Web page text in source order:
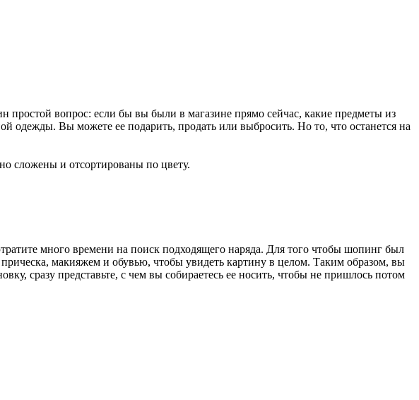
простой вопрос: если бы вы были в магазине прямо сейчас, какие предметы из
одежды. Вы можете ее подарить, продать или выбросить. Но то, что останется на
сложены и отсортированы по цвету.
много времени на поиск подходящего наряда. Для того чтобы шопинг был
макияжем и обувью, чтобы увидеть картину в целом. Таким образом, вы
сразу представьте, с чем вы собираетесь ее носить, чтобы не пришлось потом